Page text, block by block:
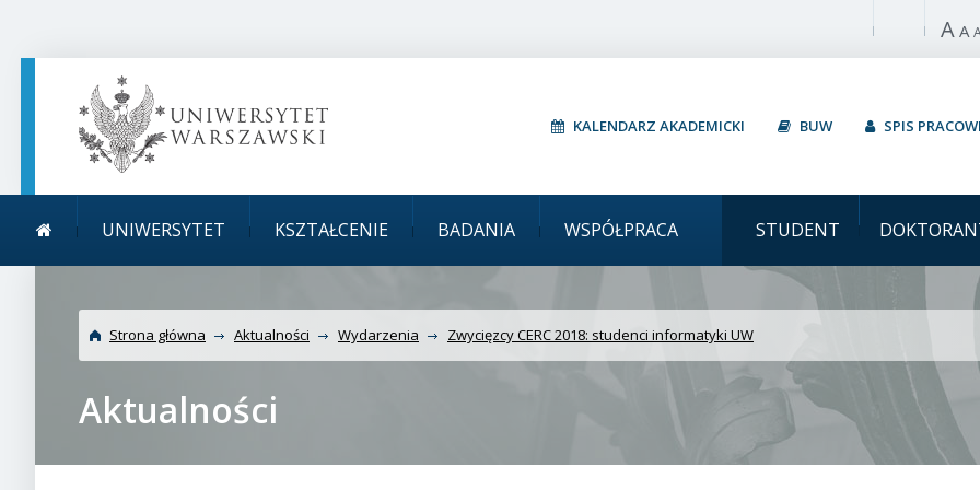
Włącz A A
KALENDARZ AKADEMICKI BUW SPIS
główne
UNIWERSYTET KSZTAŁCENIE BADANIA WSPÓŁPRACA STUDENT
Uniwersytet Warszawski Zwycięzcy CERC
UW
Strona główna Aktualności Wydarzenia Zwycięzcy CERC 2018: studenci informatyki UW
Aktualności